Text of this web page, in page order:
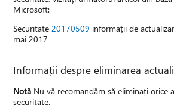
Microsoft:
Securitate20170509 informații de
mai 2017
Informații despre eliminarea
Notă Nu vă recomandăm să eliminați orice
securitate.